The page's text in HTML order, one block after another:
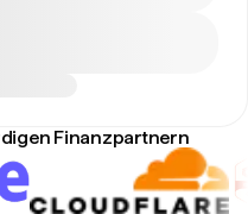
Finanzpartnern